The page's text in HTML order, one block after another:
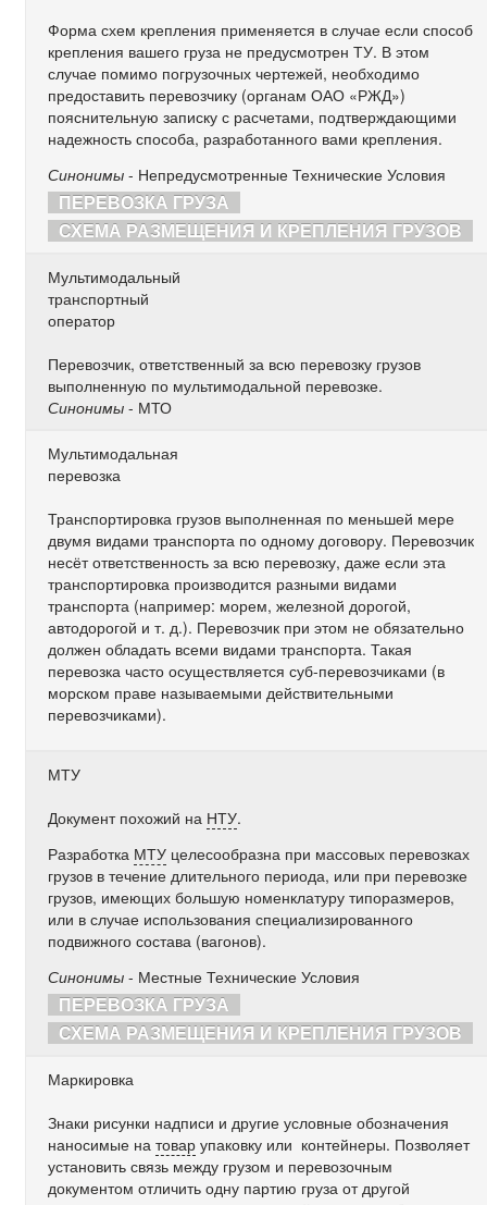
Форма схем крепления применяется в случае если способ
крепления вашего груза не предусмотрен ТУ. В этом
случае помимо погрузочных чертежей, необходимо
предоставить перевозчику (органам ОАО «РЖД»)
пояснительную записку с расчетами, подтверждающими
надежность способа, разработанного вами крепления.
Синонимы - Непредусмотренные Технические Условия
ПЕРЕВОЗКА ГРУЗА
СХЕМА РАЗМЕЩЕНИЯ И КРЕПЛЕНИЯ ГРУЗОВ
Мультимодальный
транспортный
оператор
Перевозчик, ответственный за всю перевозку грузов
выполненную по мультимодальной перевозке.
Синонимы - МТО
Мультимодальная
перевозка
Транспортировка грузов выполненная по меньшей мере
двумя видами транспорта по одному договору. Перевозчик
несёт ответственность за всю перевозку, даже если эта
транспортировка производится разными видами
транспорта (например: морем, железной дорогой,
автодорогой и т. д.). Перевозчик при этом не обязательно
должен обладать всеми видами транспорта. Такая
перевозка часто осуществляется суб-перевозчиками (в
морском праве называемыми действительными
перевозчиками).
МТУ
Документ похожий на НТУ.
Разработка МТУ целесообразна при массовых перевозках
грузов в течение длительного периода, или при перевозке
грузов, имеющих большую номенклатуру типоразмеров,
или в случае использования специализированного
подвижного состава (вагонов).
Синонимы - Местные Технические Условия
ПЕРЕВОЗКА ГРУЗА
СХЕМА РАЗМЕЩЕНИЯ И КРЕПЛЕНИЯ ГРУЗОВ
Маркировка
Знаки рисунки надписи и другие условные обозначения
наносимые натовар упаковку или контейнеры. Позволяет
установить связь между грузом и перевозочным
документом отличить одну партию груза от другой